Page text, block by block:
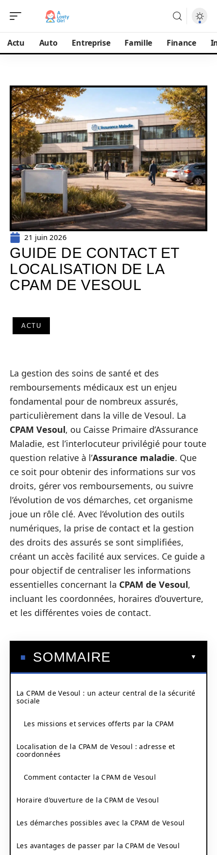
Actu Auto Entreprise Famille Finance
21 juin 2026
GUIDE DE CONTACT ET
LOCALISATION DE LA
CPAM DE VESOUL
ACTU
La gestion des soins de santé et des
remboursements médicaux est un enjeu
fondamental pour de nombreux assurés,
particulièrement dans la ville de Vesoul. La
CPAM Vesoul, ou Caisse Primaire d’Assurance
Maladie, est l’interlocuteur privilégié pour toute
question relative à l’Assurance maladie. Que
ce soit pour obtenir des informations sur vos
droits, gérer vos remboursements, ou suivre
l’évolution de vos démarches, cet organisme
joue un rôle clé. Avec l’évolution des outils
numériques, la prise de contact et la gestion
des droits des assurés se sont simplifiées,
créant un accès facilité aux services. Ce guide a
pour objectif de centraliser les informations
essentielles concernant la CPAM de Vesoul,
incluant les coordonnées, horaires d’ouverture,
et les différentes voies de contact.
SOMMAIRE
La CPAM de Vesoul : un acteur central de la sécurité
sociale
Les missions et services offerts par la CPAM
Localisation de la CPAM de Vesoul : adresse et
coordonnées
Comment contacter la CPAM de Vesoul
Horaire d’ouverture de la CPAM de Vesoul
Les démarches possibles avec la CPAM de Vesoul
Les avantages de passer par la CPAM de Vesoul